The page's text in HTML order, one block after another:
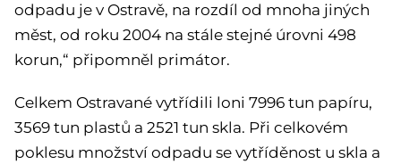
odpadu je v Ostravě, na rozdíl od mnoha jiných
měst, od roku 2004 na stále stejné úrovni 498
korun,“ připomněl primátor.
Celkem Ostravané vytřídili loni 7996 tun papíru,
3569 tun plastů a 2521 tun skla. Při celkovém
poklesu množství odpadu se vytříděnost u skla a